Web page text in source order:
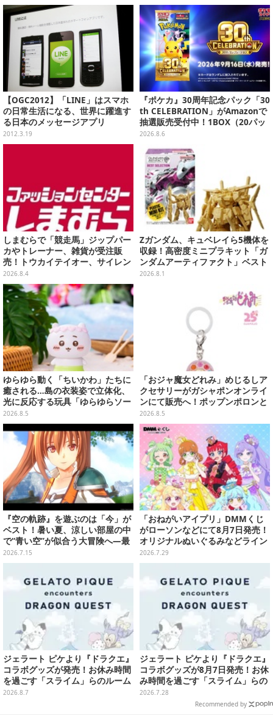
【OGC2012】「LINE」はスマホ
の日常生活になる、世界に躍進す
る日本のメッセージアプリ
2012.3.19
『ポケカ』30周年記念パック「30
th CELEBRATION」がAmazonで
抽選販売受付中！1BOX（20パッ
ク入り）
2026.8.6
しまむらで「競走馬」ジップパー
カやトレーナー、雑貨が受注販
売！トウカイテイオー、サイレン
ススズカなど名馬5頭をデザイン
2026.8.4
Zガンダム、キュベレイら5機体を
収録！高密度ミニプラキット「ガ
ンダムアーティファクト」ベスト
セレクションが10月発売
2026.8.1
ゆらゆら動く「ちいかわ」たちに
癒される…島の衣装姿で立体化、
光に反応する玩具「ゆらゆらソー
ラー」全8種が全国アミューズメ
ント施設にて展開
2026.8.5
「おジャ魔女どれみ」めじるしア
クセサリーがガシャポンオンライ
ンにて販売へ！ポップンポロンと
魔法玉の2連チャームなど全9種
2026.8.5
『空の軌跡』を遊ぶのは「今」が
ベスト！暑い夏、涼しい部屋の中
で“青い空”が似合う大冒険へ―最
安値でセール中の『the 1st』か
ら新作『空の軌跡 the 2nd』まで
2026.7.15
「おねがいアイプリ」DMMくじ
がローソンなどにて8月7日発売！
オリジナルぬいぐるみなどライン
ナップ、各等賞にスペシャルアイ
プリカードが付属
2026.7.29
ジェラート ピケより『ドラクエ』
コラボグッズが発売！お休み時間
を過ごす「スライム」らのルーム
ウェア、雑貨など多数ラインナッ
2026.8.7
ジェラート ピケより『ドラクエ』
コラボグッズが8月7日発売！お休
み時間を過ごす「スライム」らの
ルームウェア、雑貨など多数ライ
2026.7.28
Recommended by